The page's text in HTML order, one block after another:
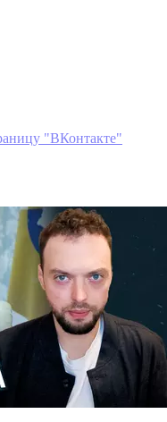
"ВКонтакте"